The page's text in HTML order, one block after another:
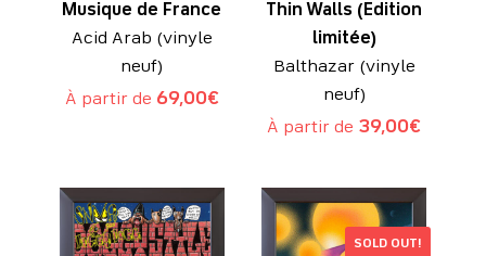
Musique de France
Acid Arab (vinyle
neuf)
À partir de 69,00€
Thin Walls (Edition
limitée)
Balthazar (vinyle
neuf)
À partir de 39,00€
SOLD OUT!